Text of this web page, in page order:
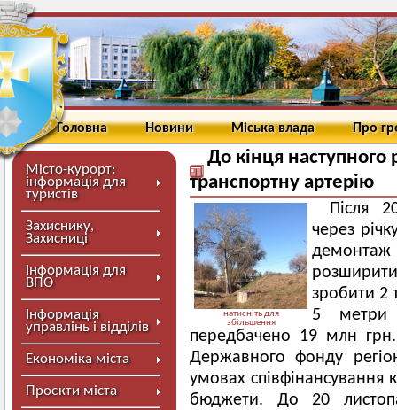
Головна Новини Міська влада Про
Місто-курорт:
інформація для
туристів
Захиснику,
Захисниці
Інформація для
ВПО
Інформація
управлінь і відділів
Економіка міста
Проєкти міста
До кінця
транспортну артерію
натисніть для
збільшення
Після
через
демонтаж
зробити 2
5 метри
передбачено 19 млн
Державного фонду
умовах співфінансування
бюджети. До 20